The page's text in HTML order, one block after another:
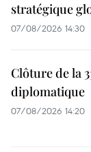
stratégique
07/08/2026 14:30
Clôture de la
diplomatique
07/08/2026 14:20